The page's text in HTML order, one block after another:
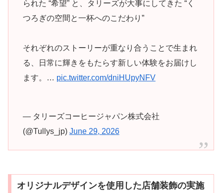
られた “希望” と、タリーズが大事にしてきた “く
つろぎの空間と一杯へのこだわり”
それぞれのストーリーが重なり合うことで生まれ
る、日常に輝きをもたらす新しい体験をお届けし
ます。… pic.twitter.com/dniHUpyNFV
— タリーズコーヒージャパン株式会社
(@Tullys_jp) June 29, 2026
オリジナルデザインを使用した店舗装飾の実施